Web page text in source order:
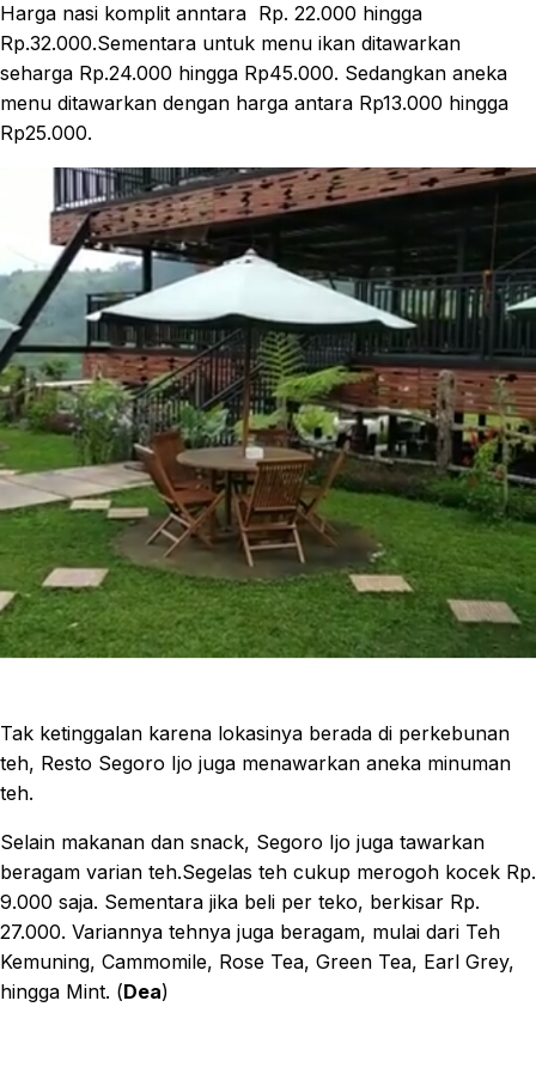
Harga nasi komplit anntara Rp. 22.000 hingga
Rp.32.000.Sementara untuk menu ikan ditawarkan
seharga Rp.24.000 hingga Rp45.000. Sedangkan aneka
menu ditawarkan dengan harga antara Rp13.000 hingga
Rp25.000.
Tak ketinggalan karena lokasinya berada di perkebunan
teh, Resto Segoro Ijo juga menawarkan aneka minuman
teh.
Selain makanan dan snack, Segoro Ijo juga tawarkan
beragam varian teh.Segelas teh cukup merogoh kocek Rp.
9.000 saja. Sementara jika beli per teko, berkisar Rp.
27.000. Variannya tehnya juga beragam, mulai dari Teh
Kemuning, Cammomile, Rose Tea, Green Tea, Earl Grey,
hingga Mint. (Dea)